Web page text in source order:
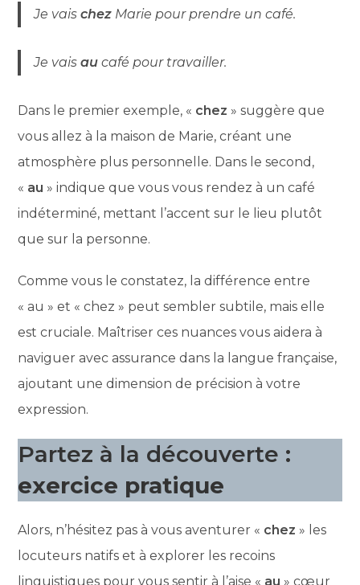
Je vaischez Marie pour prendre un café.
Je vaisau café pour travailler.
Dans le premier exemple, « chez » suggère que
vous allez à la maison de Marie, créant une
atmosphère plus personnelle. Dans le second,
« au » indique que vous vous rendez à un café
indéterminé, mettant l’accent sur le lieu plutôt
que sur la personne.
Comme vous le constatez, la différence entre
« au » et « chez » peut sembler subtile, mais elle
est cruciale. Maîtriser ces nuances vous aidera à
naviguer avec assurance dans la langue française,
ajoutant une dimension de précision à votre
expression.
Partez à la découverte :
exercice pratique
Alors, n’hésitez pas à vous aventurer « chez » les
locuteurs natifs et à explorer les recoins
linguistiques pour vous sentir à l’aise « au » cœur